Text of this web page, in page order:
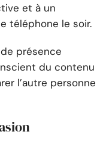
et à un
téléphone le soir.
de présence
du contenu
l’autre personne